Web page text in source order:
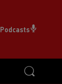
Podcasts